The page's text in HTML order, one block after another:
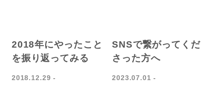
2018年にやったこと
を振り返ってみる
2018.12.29
SNSで繋がってくだ
さった方へ
2023.07.01